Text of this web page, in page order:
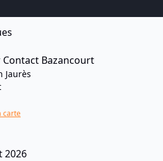
Bazancourt
Jaurès
carte
2026